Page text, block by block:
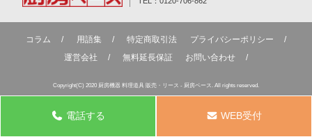
コラム 用語集 特定商取引法
プライバシーポリシー
運営会社
無料延⻑保証 お問い合わせ
Copyright(C) 2020 厨房機器 料理道具 販売・リース - 厨房ベース. All rights reserved.
電話する WEB受付